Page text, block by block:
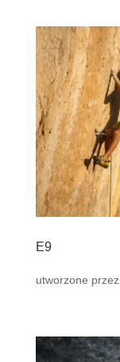
E9
utworzone przez